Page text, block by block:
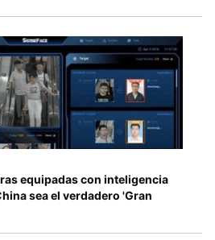
equipadas con inteligencia
sea el verdadero 'Gran